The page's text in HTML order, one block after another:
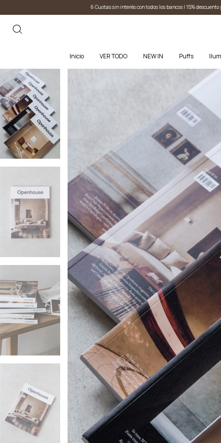
6 Cuotas sin interés con todos los bancos I 15% descuento por transferencia 6 Cuotas
Inicio VER TODO NEW IN Puffs